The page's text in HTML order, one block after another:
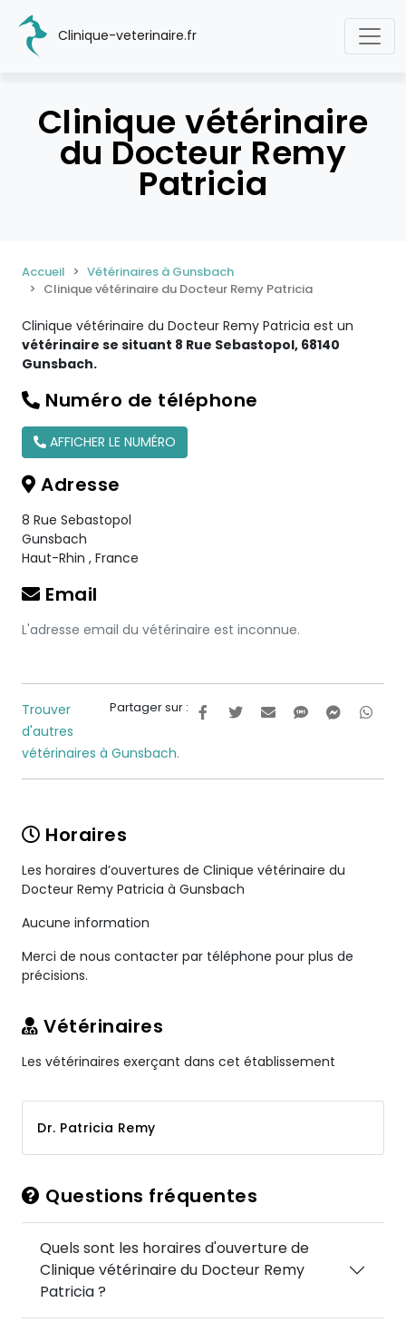
Clinique-veterinaire.fr
Clinique vétérinaire
du Docteur Remy
Patricia
Accueil
Vétérinaires à Gunsbach
Clinique vétérinaire du Docteur Remy Patricia
Clinique vétérinaire du Docteur Remy Patricia est un
vétérinaire se situant 8 Rue Sebastopol, 68140
Gunsbach.
Numéro de téléphone
AFFICHER LE NUMÉRO
Adresse
8 Rue Sebastopol
Gunsbach
Haut-Rhin , France
Email
L'adresse email du vétérinaire est inconnue.
Partager sur :
Trouver
d'autres
vétérinaires à Gunsbach.
Horaires
Les horaires d’ouvertures de Clinique vétérinaire du
Docteur Remy Patricia à Gunsbach
Aucune information
Merci de nous contacter par téléphone pour plus de
précisions.
Vétérinaires
Les vétérinaires exerçant dans cet établissement
Dr. Patricia Remy
Questions fréquentes
Quels sont les horaires d'ouverture de
Clinique vétérinaire du Docteur Remy
Patricia ?